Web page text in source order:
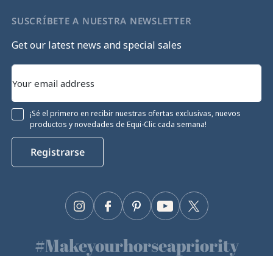
SUSCRÍBETE A NUESTRA NEWSLETTER
Get our latest news and special sales
¡Sé el primero en recibir nuestras ofertas exclusivas, nuevos
productos y novedades de Equi-Clic cada semana!
Registrarse
Facebook Twitter
YouTube
Pinterest
Instagram
#Makeyourhorseapriority